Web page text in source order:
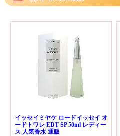
イッセイミヤケ ロードイッセイ オ
ードトワレ EDT SP 50ml レディー
ス 人気香水 通販